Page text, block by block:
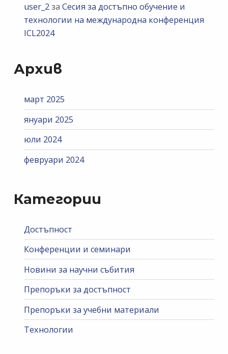
user_2заСесия за достъпно обучение и
технологии на международна конференция
ICL2024
Архив
март 2025
януари 2025
юли 2024
февруари 2024
Категории
Достъпност
Конференции и семинари
Новини за научни събития
Препоръки за достъпност
Препоръки за учебни материали
Технологии